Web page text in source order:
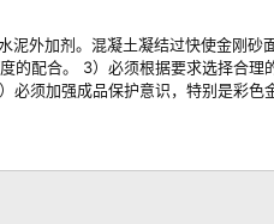
外加剂。混凝土凝结过快使金刚砂
的配合。 3）必须根据要求选择合理
必须加强成品保护意识，特别是彩色